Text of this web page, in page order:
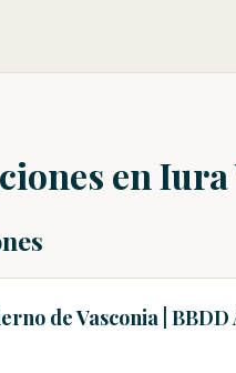
en Iura
de Vasconia |